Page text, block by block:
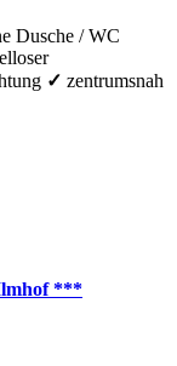
Dusche / WC
✓ zentrumsnah
***